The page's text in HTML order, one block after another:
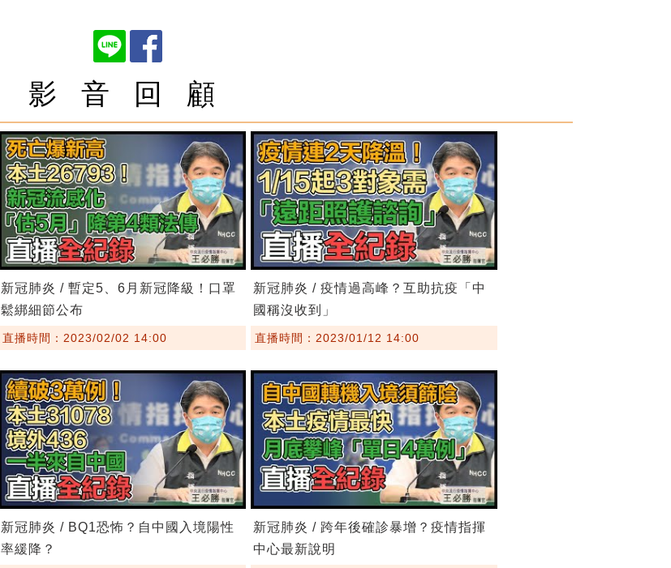
影 音 回 顧
新冠肺炎 / 暫定5、6月新冠降級！口罩
鬆綁細節公布
直播時間：2023/02/02 14:00
新冠肺炎 / 疫情過高峰？互助抗疫「中
國稱沒收到」
直播時間：2023/01/12 14:00
新冠肺炎 / BQ1恐怖？自中國入境陽性
率緩降？
新冠肺炎 / 跨年後確診暴增？疫情指揮
中心最新說明